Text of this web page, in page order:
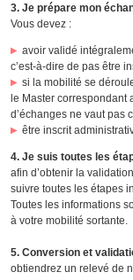
3. Je prépare mon
Vous devez :
avoir validé
c’est-à-dire de pas être
si la mobilité se
le Master correspondant
d’échanges ne vaut pas
être inscrit
4. Je suis toutes les
afin d’obtenir la
suivre toutes les étapes
Toutes les informations
à votre mobilité sortante.
5. Conversion et
obtiendrez un relevé de